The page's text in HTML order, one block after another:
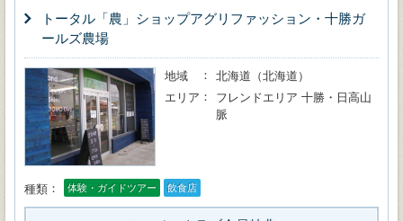
トータル「農」ショップアグリファッション・十勝ガ
ールズ農場
地域
北海道（北海道）
エリア
フレンドエリア 十勝・日高山
脈
種類 体験・ガイドツアー 飲食店